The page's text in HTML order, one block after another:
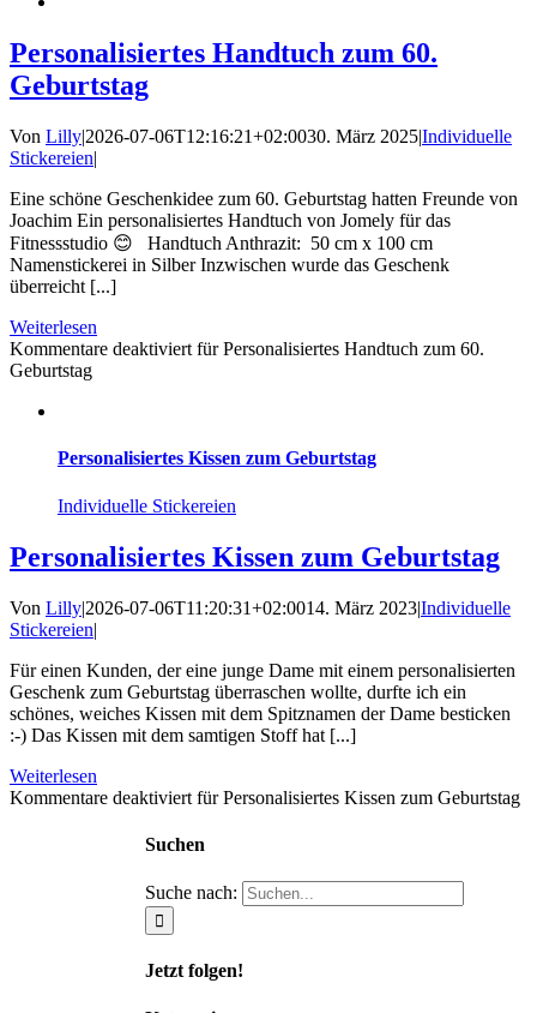
Personalisiertes Handtuch zum 60.
Geburtstag
Von Lilly|2026-07-06T12:16:21+02:0030. März 2025|Individuelle
Stickereien|
Eine schöne Geschenkidee zum 60. Geburtstag hatten Freunde von
Joachim Ein personalisiertes Handtuch von Jomely für das
Fitnessstudio 😊 Handtuch Anthrazit: 50 cm x 100 cm
Namenstickerei in Silber Inzwischen wurde das Geschenk
überreicht [...]
Weiterlesen
Kommentare deaktiviert für Personalisiertes Handtuch zum 60.
Geburtstag
Personalisiertes Kissen zum Geburtstag
Individuelle Stickereien
Personalisiertes Kissen zum Geburtstag
Von Lilly|2026-07-06T11:20:31+02:0014. März 2023|Individuelle
Stickereien|
Für einen Kunden, der eine junge Dame mit einem personalisierten
Geschenk zum Geburtstag überraschen wollte, durfte ich ein
schönes, weiches Kissen mit dem Spitznamen der Dame besticken
:-) Das Kissen mit dem samtigen Stoff hat [...]
Weiterlesen
Kommentare deaktiviert für Personalisiertes Kissen zum Geburtstag
Suchen
Suche nach:
Jetzt folgen!